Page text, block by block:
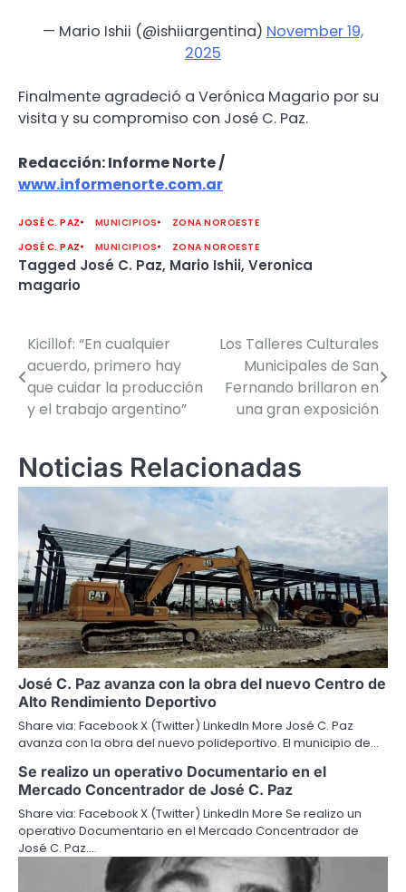
— Mario Ishii (@ishiiargentina) November 19,
2025
Finalmente agradeció a Verónica Magario por su
visita y su compromiso con José C. Paz.
Redacción: Informe Norte /
www.informenorte.com.ar
JOSÉ C. PAZ MUNICIPIOS
ZONA NOROESTE
JOSÉ C. PAZ
MUNICIPIOS ZONA NOROESTE
Tagged José C. Paz, Mario Ishii, Veronica
magario
Navegación
de
entradas
Kicillof: “En cualquier
acuerdo, primero hay
que cuidar la producción
y el trabajo argentino”
Los Talleres Culturales
Municipales de San
Fernando brillaron en
una gran exposición
Noticias Relacionadas
José C. Paz avanza con la obra del nuevo Centro de
Alto Rendimiento Deportivo
Share via: Facebook X (Twitter) LinkedIn More José C. Paz
avanza con la obra del nuevo polideportivo. El municipio de…
Se realizo un operativo Documentario en el
Mercado Concentrador de José C. Paz
Share via: Facebook X (Twitter) LinkedIn More Se realizo un
operativo Documentario en el Mercado Concentrador de
José C. Paz.…